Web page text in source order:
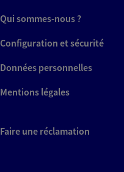
N° Orias * (orias.fr) :
Qui sommes-nous ?
Configuration et sécurité
Données personnelles
Mentions légales
Faire une réclamation